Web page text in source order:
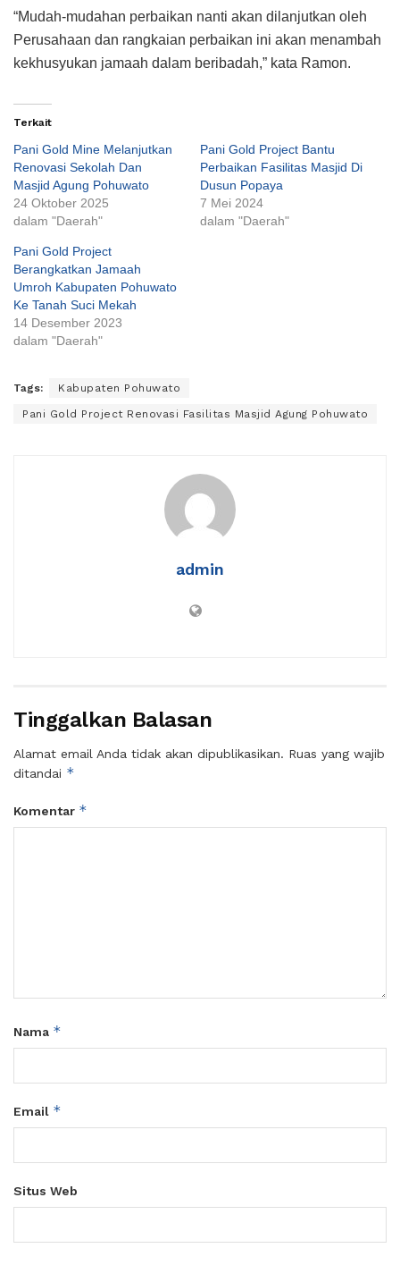
“Mudah-mudahan perbaikan nanti akan dilanjutkan oleh
Perusahaan dan rangkaian perbaikan ini akan menambah
kekhusyukan jamaah dalam beribadah,” kata Ramon.
Terkait
Pani Gold Mine Melanjutkan
Renovasi Sekolah Dan
Masjid Agung Pohuwato
24 Oktober 2025
dalam "Daerah"
Pani Gold Project Bantu
Perbaikan Fasilitas Masjid Di
Dusun Popaya
7 Mei 2024
dalam "Daerah"
Pani Gold Project
Berangkatkan Jamaah
Umroh Kabupaten Pohuwato
Ke Tanah Suci Mekah
14 Desember 2023
dalam "Daerah"
Tags: Kabupaten Pohuwato
Pani Gold Project Renovasi Fasilitas Masjid Agung Pohuwato
admin
Tinggalkan Balasan
Alamat email Anda tidak akan dipublikasikan. Ruas yang wajib
ditandai *
Komentar *
Nama *
Email *
Situs Web